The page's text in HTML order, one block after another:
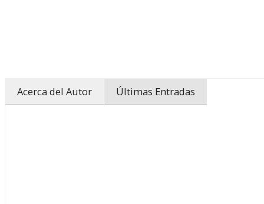
Acerca del Autor Últimas Entradas